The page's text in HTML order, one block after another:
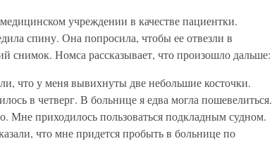
учреждении в качестве пациентки.
спину. Она попросила, чтобы ее отвезли в
снимок. Номса рассказывает, что произошло дальше:
что у меня вывихнуты две небольшие косточки.
в четверг. В больнице я едва могла пошевелиться.
Мне приходилось пользоваться подкладным судном.
что мне придется пробыть в больнице по